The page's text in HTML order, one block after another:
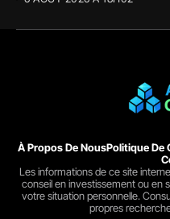
À Propos De NousPolitique De
Les informations de ce site
conseil en investissement ou en
votre situation personnelle.
propres